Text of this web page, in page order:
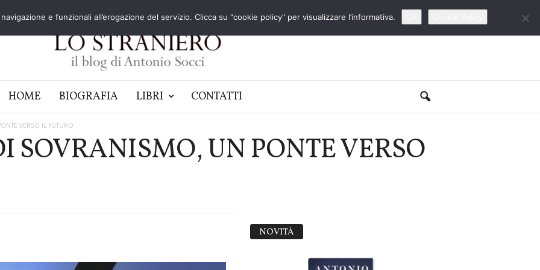
HOME BIOGRAFIA LIBRI CONTATTI
VERSO IL FUTURO
SOVRANISMO, UN PONTE VERSO
NOVITÀ
e funzionali all’erogazione del servizio. Clicca su "cookie policy" per visualizzare l’informativa.